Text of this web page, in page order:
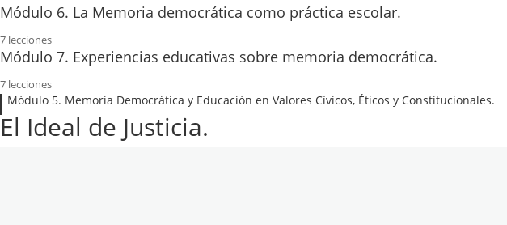
Actividades.
Módulo 6. La Memoria democrática como práctica escolar.
Notas previas.
Educación dialógica y democracia radical
Narrativas de la experiencia.
7 lecciones
Módulo 7. Experiencias educativas sobre memoria democrática.
Recursos y materiales de acceso abierto.
Otros recursos.
7 lecciones
Módulo 5. Memoria Democrática y Educación en Valores Cívicos, Éticos y Constitucionales.
El Ideal de Justicia.